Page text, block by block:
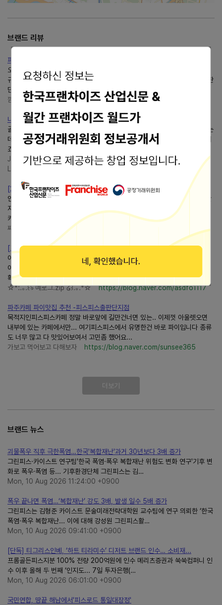
브랜드 리뷰
파주 애견동반 대형 카페 추천 출판단지피스피스롯데 아울렛 근처....
오랜만에 파주로 데이트를 나왔다가 카페피스피스출판단지점에 다녀왔어요
규모가 있고 여유 있는... 좋았던피스피스출판단지점 후기입니다피스피스출판
단지점 영업정보 ✔️ 경기 파주시 회동길 445-2...
깜진이의 블로그
https://blog.naver.com/n4m6u
나에게 맞는 골프공 선택 방법은? 볼스피드, 헤드스피드? 2피스, 3피....
골프공 선택은 단순히 브랜드나 가격이 아니라피스같은 구조 차이를 이해하는
데서 시작해야 합니다. 과연 나에게 맞는 골프공은 어떤피스인지 체크해 보시
죠~! 골프공 선택 방법 총정리피스(Piece)란?...
JBJ GOLF&STOCK [Enjoy Your
[26/07/25파주카페추천] 파주 출판단지 대형카페피스피스,내돈내산 ....
인스타 구경하다가 단호박 파이가 그렇~~게 맛있다고 해서 와본 파주 출판단
지 카페'피스피스'파주... 건물 디자인이 아주 멋들어지다...^_^ 파주 출판단지
카페'피스피스'파이맛집 외부 마당같은 공간에 의자랑...
째깐한 두나
https://blog.naver.com/duna030
[포항 호미곶 카페] 어스피스내돈내산 후기｜오션뷰 감성카페 추천
어스피스를 발견하게되었어요!! 호미곶에서 차로 5분이면 갈수있어서 접근성
이 좋아요! 여기 포토존 인스타에서 많이보았는데 어스피스인... 어스피스는
확실히 왜 건축문화상을 받은지 알것같아요 ~ 그리고...
☆*:.｡.꒰ঌ 예로그.zip ໒꒱.｡.*☆
https://blog.naver.com/asdfo1117
파주카페 파이맛집 추천 -피스피스출판단지점
목적지인피스피스카페 정말 바로앞에 길만건너면 있는.. 이제껏 아울렛오면
내부에 있는 카페에서만... 여기피스피스에서 유명한건 바로 파이입니다 종류
도 너무 많고 다 맛있어보여서 고민좀 했어요...
가보고 먹어보고 다해보자
https://blog.naver.com/sunsee365
더보기
브랜드 뉴스
괴물폭우 직후 극한폭염…한국'복합재난'과거 30년보다 3배 증가
그린피스·카이스트 연구팀'한국 폭염·폭우 복합재난 위험도 변화 연구'기후 변
화로 폭우·폭염 등... 기후환경단체 그린피스는 김…
Mon, 10 Aug 2026 11:24:00 +0900
폭우 끝나면 폭염…‘복합재난’ 강도 3배, 발생 일수 5배 증가
그린피스는 김형준 카이스트 문술미래전략대학원 교수팀에 연구 의뢰한 ‘한국
폭염·폭우 복합재난... 이에 대해 강성원 그린피스활…
Mon, 10 Aug 2026 09:41:00 +0900
[단독] 티그리스인베, ‘하트 티라미수’ 디저트 브랜드 인수… 소비재...
프롬골든피스지분 100% 전량 200억원에 인수 메리츠증권과 쑥쑥컴퍼니 인
수 이후 올해 두 번째 ‘인지도... 7일 투자은행(…
Mon, 10 Aug 2026 06:01:00 +0900
국민연합, 땅끝 해남에서'피스로드 통일대장정'